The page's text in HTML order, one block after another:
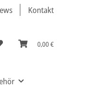
Kontakt
0,00 €